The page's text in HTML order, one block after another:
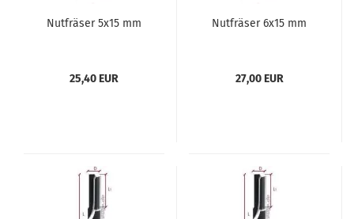
Nutfräser 5x15 mm
25,40 EUR
Nutfräser 6x15 mm
27,00 EUR